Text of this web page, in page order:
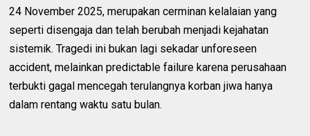
24 November 2025, merupakan cerminan kelalaian yang
seperti disengaja dan telah berubah menjadi kejahatan
sistemik. Tragedi ini bukan lagi sekadar unforeseen
accident, melainkan predictable failure karena perusahaan
terbukti gagal mencegah terulangnya korban jiwa hanya
dalam rentang waktu satu bulan.